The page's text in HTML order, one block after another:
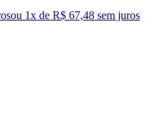
ou 1x de R$ 67,48 sem juros